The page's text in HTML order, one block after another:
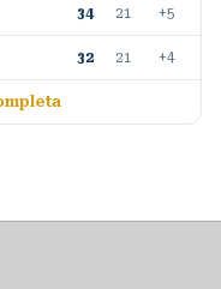
34 21 +5
32 21 +4